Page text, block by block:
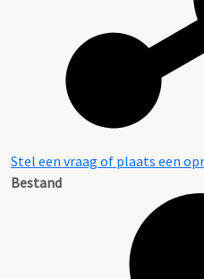
Stel een vraag of plaats een
Bestand